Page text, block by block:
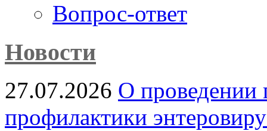
Вопрос-ответ
Новости
27.07.2026 О проведении
профилактики